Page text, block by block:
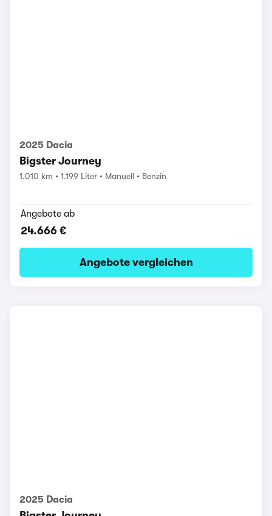
2025 Dacia
Bigster Journey
1.010 km 1.199 Liter Manuell Benzin
Angebote ab
24.666 €
Angebote vergleichen
2025 Dacia